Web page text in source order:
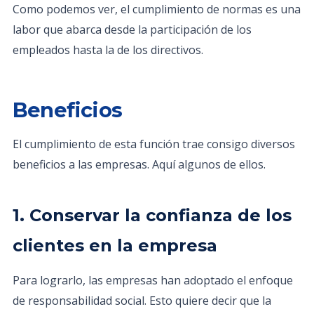
Como podemos ver, el cumplimiento de normas es una
labor que abarca desde la participación de los
empleados hasta la de los directivos.
Beneficios
El cumplimiento de esta función trae consigo diversos
beneficios a las empresas. Aquí algunos de ellos.
1. Conservar la confianza de los
clientes en la empresa
Para lograrlo, las empresas han adoptado el enfoque
de responsabilidad social. Esto quiere decir que la